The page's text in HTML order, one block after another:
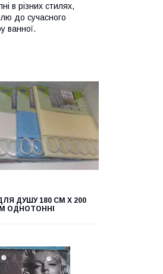
в різних стилях,
до сучасного
ванної.
ДУШУ 180 СМ Х 200
ОДНОТОННІ